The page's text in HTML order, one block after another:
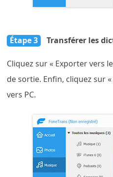
Étape 3 Transférer les
Cliquez sur « Exporter vers
de sortie. Enfin, cliquez sur
vers PC.